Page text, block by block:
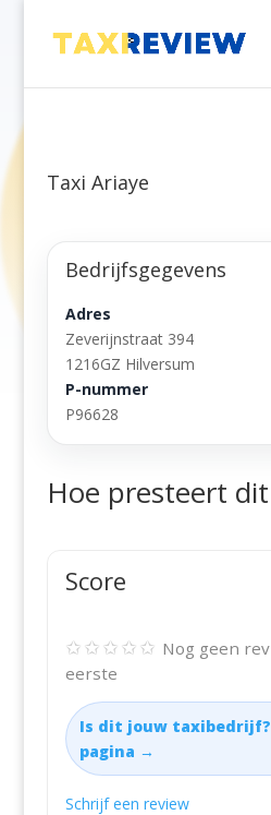
Taxi Ariaye
Bedrijfsgegevens
Adres
Zeverijnstraat 394
1216GZ Hilversum
P-nummer
P96628
Hoe presteert
Score
✩✩✩✩✩ Nog geen
eerste
Is dit jouw taxibedrijf?
pagina →
Schrijf een review